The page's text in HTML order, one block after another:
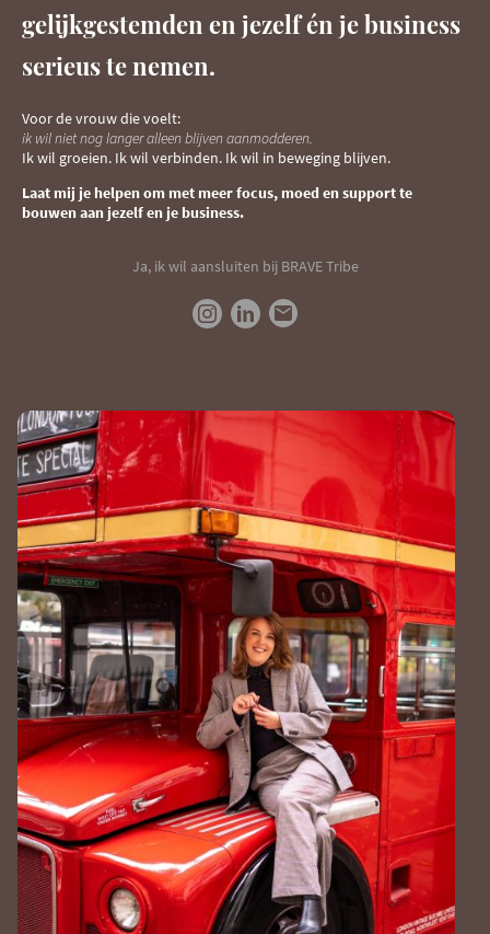
gelijkgestemden en jezelf én je business
serieus te nemen.
Voor de vrouw die voelt:
ik wil niet nog langer alleen blijven aanmodderen.
Ik wil groeien. Ik wil verbinden. Ik wil in beweging blijven.
Laat mij je helpen om met meer focus, moed en support te
bouwen aan jezelf en je business.
Ja, ik wil aansluiten bij BRAVE Tribe